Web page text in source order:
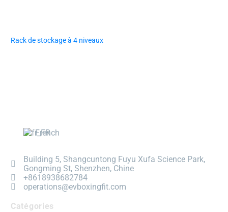
Rack de stockage à 4 niveaux
French
Building 5, Shangcuntong Fuyu Xufa Science Park,
Gongming St, Shenzhen, Chine
+8618938682784
operations@evboxingfit.com
Catégories